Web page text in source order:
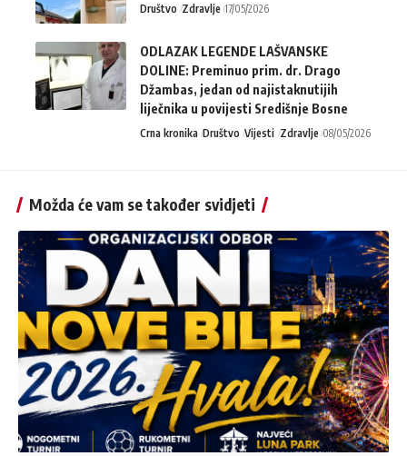
Društvo Zdravlje 17/05/2026
ODLAZAK LEGENDE LAŠVANSKE
DOLINE: Preminuo prim. dr. Drago
Džambas, jedan od najistaknutijih
liječnika u povijesti Središnje Bosne
Crna kronika Društvo Vijesti Zdravlje 08/05/2026
Možda će vam se također svidjeti